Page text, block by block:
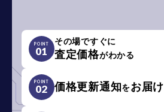
POINT
01
その場ですぐに
査定価格がわかる
POINT
02 価格更新通知をお届け